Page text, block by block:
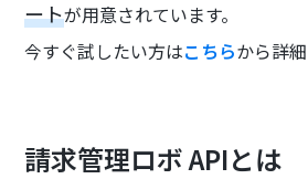
ートが用意されています。
今すぐ試したい方はこちらから詳
請求管理ロボ APIとは